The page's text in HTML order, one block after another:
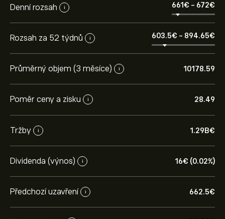
Denní rozsah i 661‎€‎ - 672‎€‎
Rozsah za 52 týdnů i 603.5‎€‎ - 894.65‎€‎
Průměrný objem (3 měsíce) i 10178.59
Poměr ceny a zisku i 28.49
Tržby i 1.29B‎€‎
Dividenda (výnos) i 16‎€‎ (0.02%)
Předchozí uzavření i 662.5‎€‎